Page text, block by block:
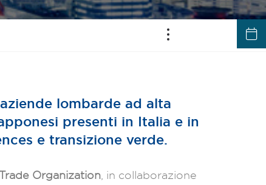
lombarde ad alta
presenti in Italia e in
e transizione verde.
Organization , in collaborazione